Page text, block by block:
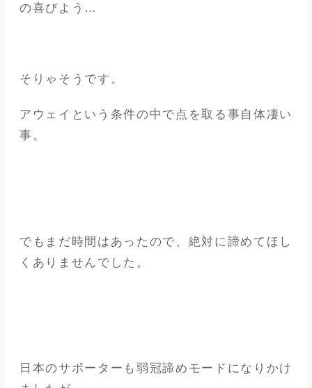
の喜びよう…
そりゃそうです。
アウェイという条件の中で点を取る事自体凄い
事。
でもまだ時間はあったので、絶対に諦めてほし
くありませんでした。
日本のサポーターも弱冠諦めモードになりかけ